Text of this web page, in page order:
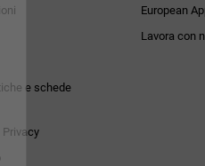
e schede
European
Lavora con